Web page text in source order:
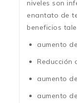
niveles son
enantato de
beneficios
aumento
Reducción
aumento
aumento